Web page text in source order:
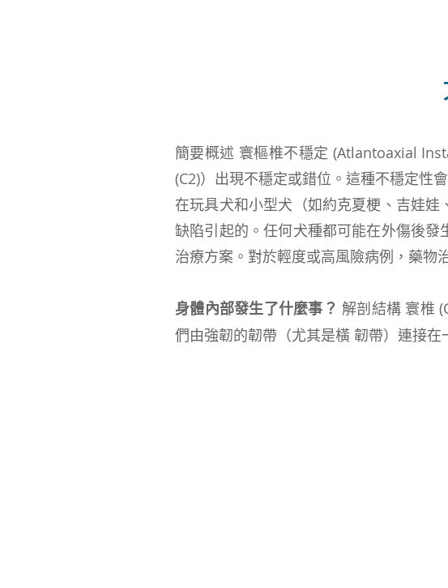
簡要概述 寰樞椎不穩定 (Atlantoaxial
(C2)）出現不穩定或錯位。這種不穩定性
在玩具犬和小型犬（如約克夏梗、吉娃
缺陷引起的。任何犬種都可能在外傷後
治療方案。對於輕度或高風險病例，藥物
身體內部發生了什麼事？ 解剖結構 寰椎
們由強韌的韌帶（尤其是橫 韌帶）連接在